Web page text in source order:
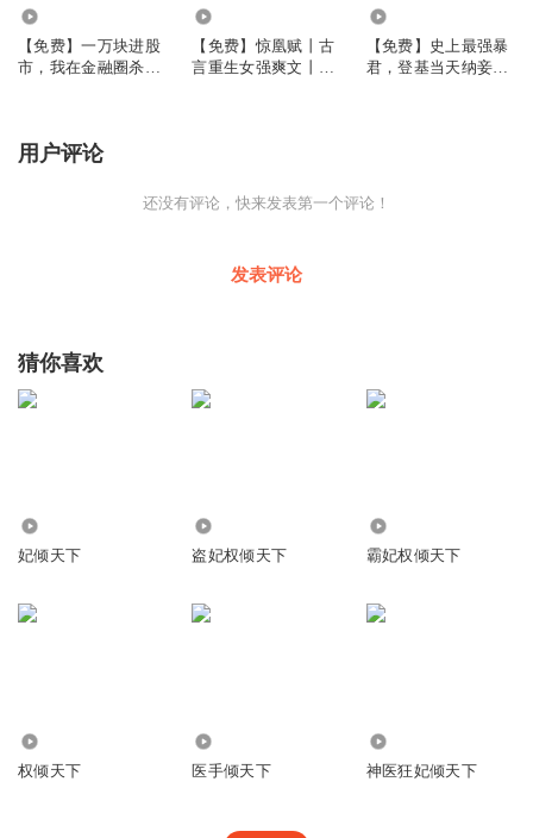
【免费】一万块进股
市，我在金融圈杀疯
【免费】惊凰赋丨古
言重生女强爽文丨阿
【免费】史上最强暴
君，登基当天纳妾
用户评论
还没有评论，快来发表第一个评论！
发表评论
猜你喜欢
妃倾天下 盗妃权倾天下 霸妃权倾天下
权倾天下 医手倾天下 神医狂妃倾天下